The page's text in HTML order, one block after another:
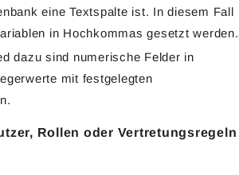
eine Textspalte ist. In diesem Fall
in Hochkommas gesetzt werden.
dazu sind numerische Felder in
mit festgelegten
Rollen oder Vertretungsregeln